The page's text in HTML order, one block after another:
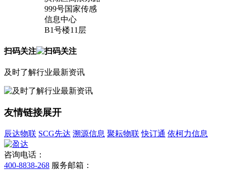
999号国家传感
信息中心
B1号楼11层
扫码关注
及时了解行业最新资讯
友情链接展开
辰达物联 SCG先达 溯源信息 聚耘物联 快订通 依柯力信息
咨询电话：
400-8838-268 服务邮箱：